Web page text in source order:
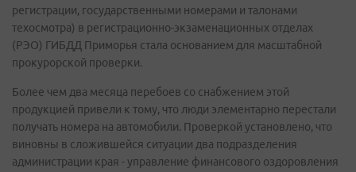
регистрации, государственными номерами и талонами
техосмотра) в регистрационно-экзаменационных отделах
(РЭО) ГИБДД Приморья стала основанием для масштабной
прокурорской проверки.
Более чем два месяца перебоев со снабжением этой
продукцией привели к тому, что люди элементарно перестали
получать номера на автомобили. Проверкой установлено, что
виновны в сложившейся ситуации два подразделения
администрации края - управление финансового оздоровления